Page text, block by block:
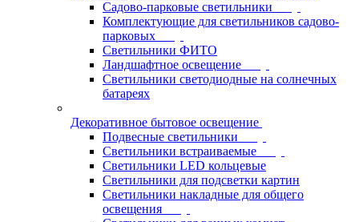
Садово-парковые светильники
Комплектующие для светильников садово-
парковых
Светильники ФИТО
Ландшафтное освещение
Светильники светодиодные на солнечных
батареях
Декоративное бытовое освещение
Подвесные светильники
Светильники встраиваемые
Светильники LED кольцевые
Светильники для подсветки картин
Светильники накладные для общего
освещения